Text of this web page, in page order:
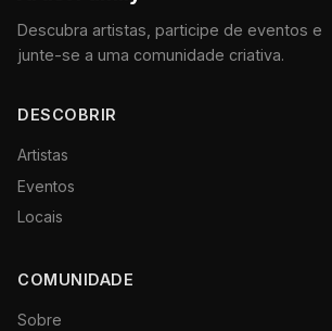
Descubra artistas, participe de eventos e
junte-se a uma comunidade criativa.
DESCOBRIR
Artistas
Eventos
Locais
COMUNIDADE
Sobre